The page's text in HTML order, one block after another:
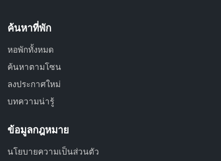
ค้นหาที่พัก
หอพักทั้งหมด
ค้นหาตามโซน
ลงประกาศใหม่
บทความน่ารู้
ข้อมูลกฎหมาย
นโยบายความเป็นส่วนตัว